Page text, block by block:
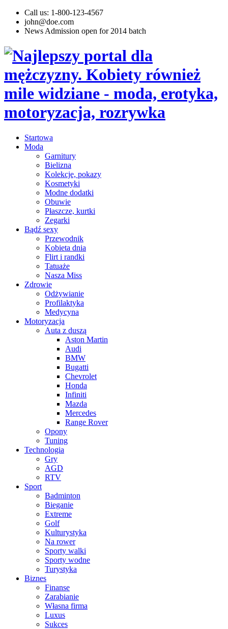
Call us: 1-800-123-4567
john@doe.com
News Admission open for 2014 batch
Startowa
Moda
Garnitury
Bielizna
Kolekcje, pokazy
Kosmetyki
Modne dodatki
Obuwie
Płaszcze, kurtki
Zegarki
Bądź sexy
Przewodnik
Kobieta dnia
Flirt i randki
Tatuaże
Nasza Miss
Zdrowie
Odżywianie
Profilaktyka
Medycyna
Motoryzacja
Auta z duszą
Aston Martin
Audi
BMW
Bugatti
Chevrolet
Honda
Infiniti
Mazda
Mercedes
Range Rover
Opony
Tuning
Technologia
Gry
AGD
RTV
Sport
Badminton
Bieganie
Extreme
Golf
Kulturystyka
Na rower
Sporty walki
Sporty wodne
Turystyka
Biznes
Finanse
Zarabianie
Własna firma
Luxus
Sukces